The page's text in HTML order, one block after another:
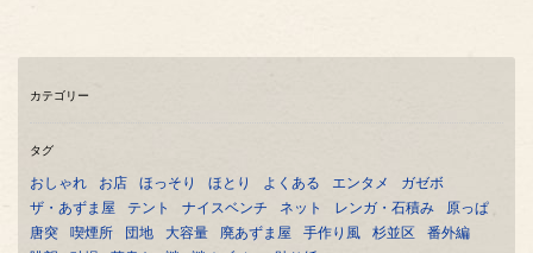
カテゴリー
タグ
おしゃれ お店 ほっそり ほとり よくある エンタメ
ガゼボ
ザ・あずま屋
テント ナイスベンチ ネット レンガ・石積み
原っぱ
唐突
喫煙所 団地 大容量 廃あずま屋 手作り風 杉並区
番外編